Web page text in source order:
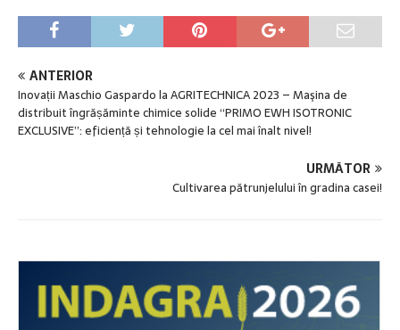
ANTERIOR
Inovații Maschio Gaspardo la AGRITECHNICA 2023 – Maşina de
distribuit îngrășăminte chimice solide “PRIMO EWH ISOTRONIC
EXCLUSIVE”: eficiență și tehnologie la cel mai înalt nivel!
URMĂTOR
Cultivarea pătrunjelului în gradina casei!